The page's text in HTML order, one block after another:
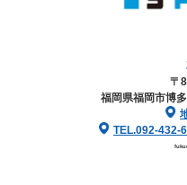
〒
福岡県福岡市博
TEL.092-432-